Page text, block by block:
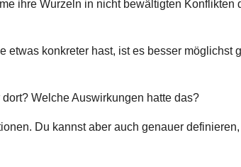
ihre Wurzeln in nicht bewältigten Konflikten
etwas konkreter hast, ist es besser möglichst
Welche Auswirkungen hatte das?
Du kannst aber auch genauer